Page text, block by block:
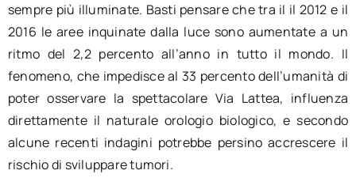
sempre più illuminate. Basti pensare che tra il il 2012 e il
2016 le aree inquinate dalla luce sono aumentate a un
ritmo del 2,2 percento all’anno in tutto il mondo. Il
fenomeno, che impedisce al 33 percento dell’umanità di
poter osservare la spettacolare Via Lattea, influenza
direttamente il naturale orologio biologico, e secondo
alcune recenti indagini potrebbe persino accrescere il
rischio di sviluppare tumori.